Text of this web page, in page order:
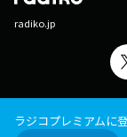
radiko.jp
ラジコプレミアムに